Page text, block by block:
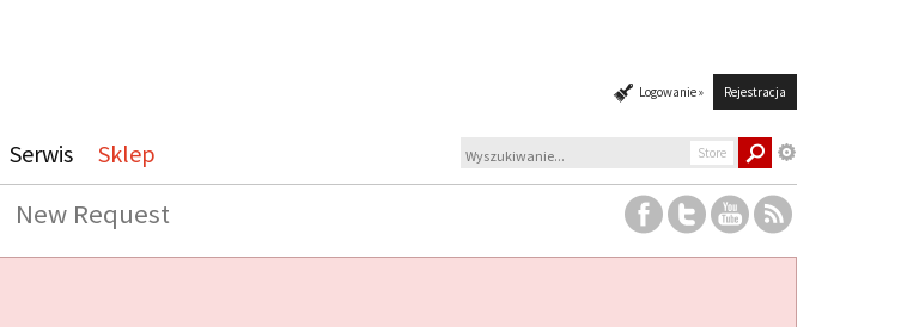
Logowanie » Rejestracja
Serwis Sklep Store
New Request